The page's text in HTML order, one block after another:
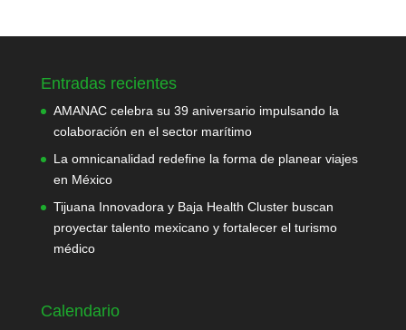
Entradas recientes
AMANAC celebra su 39 aniversario impulsando la
colaboración en el sector marítimo
La omnicanalidad redefine la forma de planear viajes
en México
Tijuana Innovadora y Baja Health Cluster buscan
proyectar talento mexicano y fortalecer el turismo
médico
Calendario